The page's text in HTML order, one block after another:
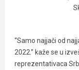
“Samo najjači od
2022.” kaže se u
reprezentativaca